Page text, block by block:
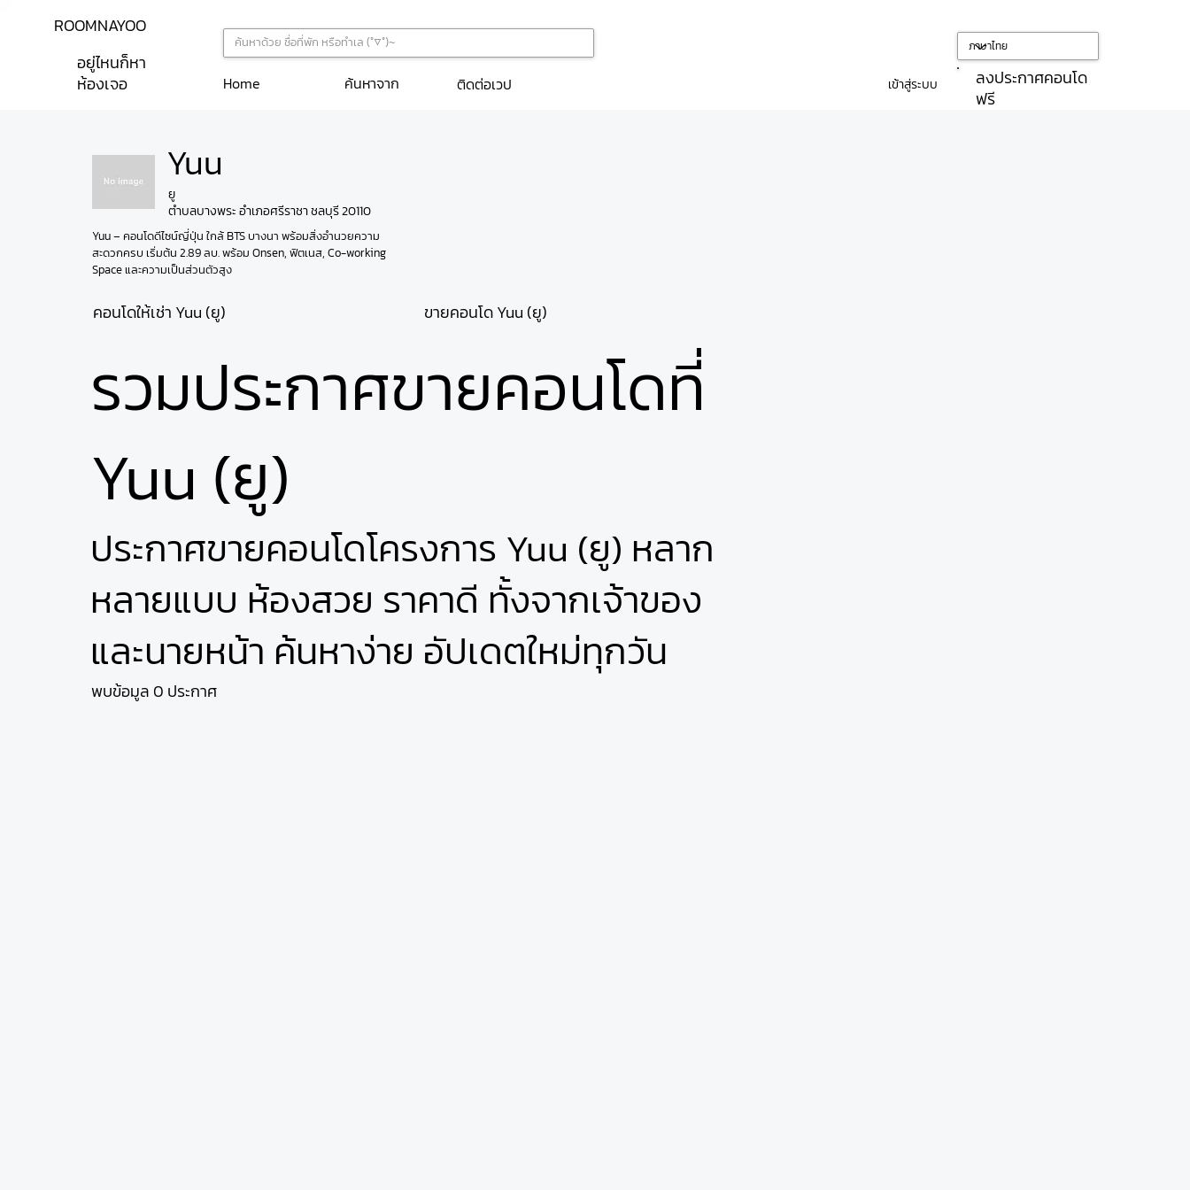
ติดต่อเวป
Home ค้นหาจาก เข้าสู่ระบบ
ลงประกาศคอนโด
ฟรี
ROOMNAYOO
อยู่ไหนก็หา
ห้องเจอ
Yuu
ยู
ตำบลบางพระ อำเภอศรีราชา ชลบุรี 20110
Yuu – คอนโดดีไซน์ญี่ปุ่น ใกล้ BTS บางนา พร้อมสิ่งอำนวยความ
สะดวกครบ เริ่มต้น 2.89 ลบ. พร้อม Onsen, ฟิตเนส, Co-working
Space และความเป็นส่วนตัวสูง
คอนโดให้เช่า Yuu (ยู) ขายคอนโด Yuu (ยู)
รวมประกาศขายคอนโดที่
Yuu (ยู)
ประกาศขายคอนโดโครงการ Yuu (ยู) หลาก
หลายแบบ ห้องสวย ราคาดี ทั้งจากเจ้าของ
และนายหน้า ค้นหาง่าย อัปเดตใหม่ทุกวัน
พบข้อมูล 0 ประกาศ